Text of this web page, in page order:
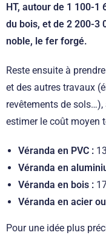
HT, autour de 1 100-1
du bois, et de 2 200-3
noble, le fer forgé.
Reste ensuite à
et des autres travaux
revêtements de
estimer le coût moyen
Véranda en PVC :
Véranda en
Véranda en bois :
Véranda en acier
Pour une idée plus